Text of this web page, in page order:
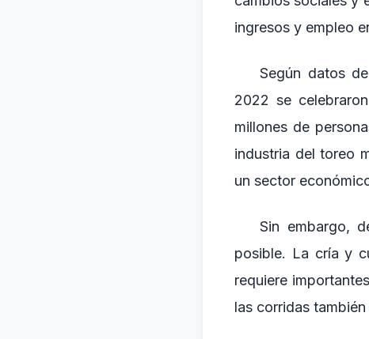
ingresos y empleo
Según datos
2022 se
millones de
industria del toreo
un sector
Sin embargo,
posible. La cría y
requiere
las corridas